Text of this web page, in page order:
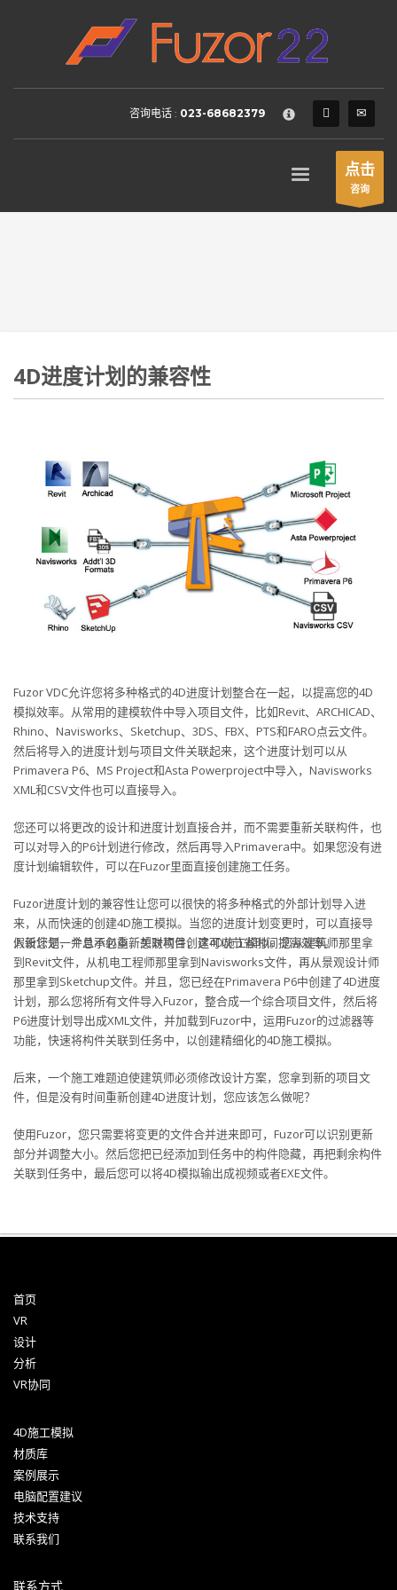
HOW TO SHOP
Login or create new account.
2 Review your order.
FREEshipment
If you still have problems, please let us know, by sending an
SHOWROOM HOURS
咨询电话 : 023-68682379
点击
咨询
4D进度计划的兼容性
Fuzor VDC允许您将多种格式的4D进度计划整合在一起，以提高您的4D
模拟效率。从常用的建模软件中导入项目文件，比如Revit、ARCHICAD、
Rhino、Navisworks、Sketchup、3DS、FBX、PTS和FARO点云文件。
然后将导入的进度计划与项目文件关联起来，这个进度计划可以从
Primavera P6、MS Project和Asta Powerproject中导入，Navisworks
XML和CSV文件也可以直接导入。
您还可以将更改的设计和进度计划直接合并，而不需要重新关联构件，也
可以对导入的P6计划进行修改，然后再导入Primavera中。如果您没有进
度计划编辑软件，可以在Fuzor里面直接创建施工任务。
Fuzor进度计划的兼容性让您可以很快的将多种格式的外部计划导入进
来，从而快速的创建4D施工模拟。当您的进度计划变更时，可以直接导
入新计划，并且不必重新关联构件，这可以节省时间提高效率。
假设您是一个总承包商，想对项目创建4D施工模拟。您从建筑师那里拿
到Revit文件，从机电工程师那里拿到Navisworks文件，再从景观设计师
那里拿到Sketchup文件。并且，您已经在Primavera P6中创建了4D进度
计划，那么您将所有文件导入Fuzor，整合成一个综合项目文件，然后将
P6进度计划导出成XML文件，并加载到Fuzor中，运用Fuzor的过滤器等
功能，快速将构件关联到任务中，以创建精细化的4D施工模拟。
后来，一个施工难题迫使建筑师必须修改设计方案，您拿到新的项目文
件，但是没有时间重新创建4D进度计划，您应该怎么做呢？
使用Fuzor，您只需要将变更的文件合并进来即可，Fuzor可以识别更新
部分并调整大小。然后您把已经添加到任务中的构件隐藏，再把剩余构件
关联到任务中，最后您可以将4D模拟输出成视频或者EXE文件。
首页
VR
设计
分析
VR协同
4D施工模拟
材质库
案例展示
电脑配置建议
技术支持
联系我们
联系方式